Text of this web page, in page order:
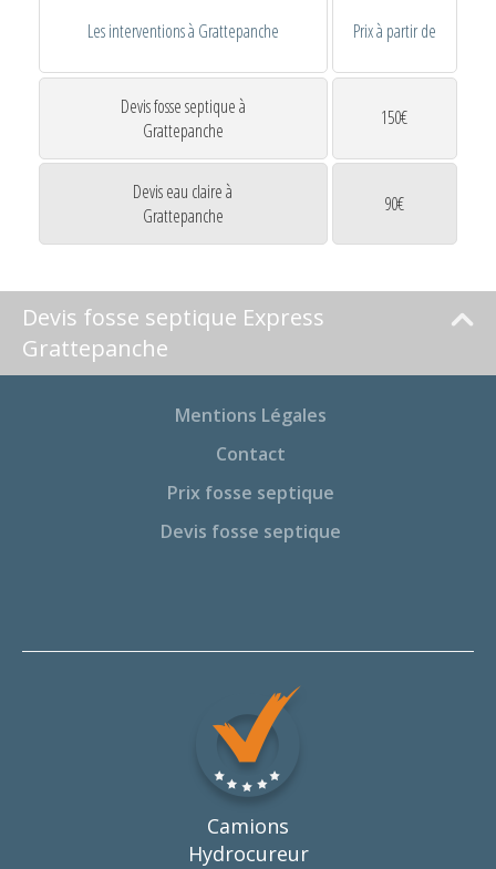
Les interventions à Grattepanche Prix à partir de
Devis fosse septique à
Grattepanche
150€
Devis eau claire à
Grattepanche
90€
Devis fosse septique Express
Grattepanche
Mentions Légales
Contact
Prix fosse septique
Devis fosse septique
Camions
Hydrocureur